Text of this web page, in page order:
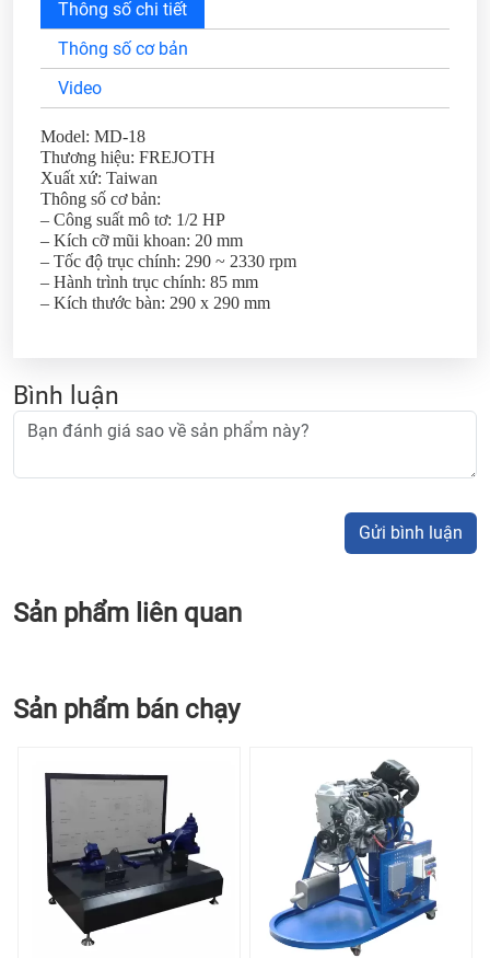
Thông số chi tiết
Thông số cơ bản
Video
Model: MD-18
Thương hiệu: FREJOTH
Xuất xứ: Taiwan
Thông số cơ bản:
– Công suất mô tơ: 1/2 HP
– Kích cỡ mũi khoan: 20 mm
– Tốc độ trục chính: 290 ~ 2330 rpm
– Hành trình trục chính: 85 mm
– Kích thước bàn: 290 x 290 mm
Bình luận
Gửi bình luận
Sản phẩm liên quan
Sản phẩm bán chạy